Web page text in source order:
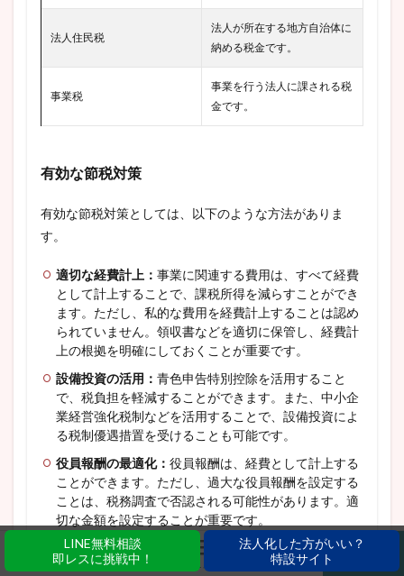
法人住民税
法人が所在する地方自治体に
納める税金です。
事業税
事業を行う法人に課される税
金です。
有効な節税対策
有効な節税対策としては、以下のような方法がありま
す。
適切な経費計上： 事業に関連する費用は、すべて経費
として計上することで、課税所得を減らすことができ
ます。ただし、私的な費用を経費計上することは認め
られていません。領収書などを適切に保管し、経費計
上の根拠を明確にしておくことが重要です。
設備投資の活用： 青色申告特別控除を活用すること
で、税負担を軽減することができます。また、中小企
業経営強化税制などを活用することで、設備投資によ
る税制優遇措置を受けることも可能です。
役員報酬の最適化： 役員報酬は、経費として計上する
ことができます。ただし、過大な役員報酬を設定する
ことは、税務調査で否認される可能性があります。適
切な金額を設定することが重要です。
退職金制度の導入：
退職金制度を導入することで、退
職金準備金を経費として計上することができます。ま
ホーム シェア 電話
LINE無料相談
即レスに挑戦中！
法人化した方がいい？
特設サイト